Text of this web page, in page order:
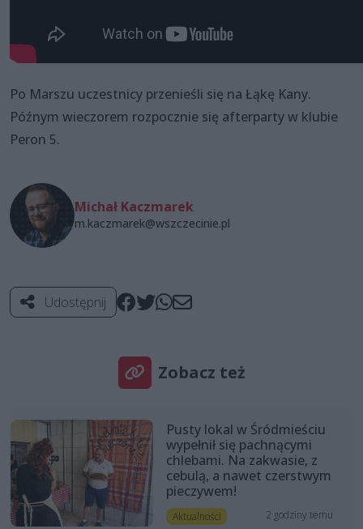
Po Marszu uczestnicy przenieśli się na Łąkę Kany.
Późnym wieczorem rozpocznie się afterparty w klubie
Peron 5.
Michał Kaczmarek
m.kaczmarek@wszczecinie.pl
Udostępnij
Zobacz też
Pusty lokal w Śródmieściu
wypełnił się pachnącymi
chlebami. Na zakwasie, z
cebulą, a nawet czerstwym
pieczywem!
Aktualności 2 godziny temu